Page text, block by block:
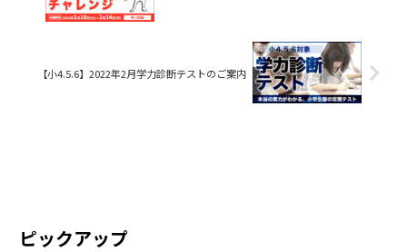
【小4.5.6】2022年2月学力診断テストのご案内
ピックアップ